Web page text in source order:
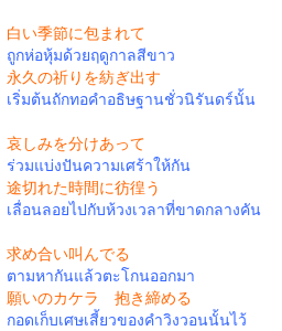
白い季節に包まれて
ถูกห่อหุ้มด้วยฤดูกาลสีขาว
永久の祈りを紡ぎ出す
เริ่มต้นถักทอคำอธิษฐานชั่วนิรันดร์นั้น
哀しみを分けあって
ร่วมแบ่งปันความเศร้าให้กัน
途切れた時間に彷徨う
เลื่อนลอยไปกับห้วงเวลาที่ขาดกลางคัน
求め合い叫んでる
ตามหากันแล้วตะโกนออกมา
願いのカケラ 抱き締める
กอดเก็บเศษเสี้ยวของคำวิงวอนนั้นไว้